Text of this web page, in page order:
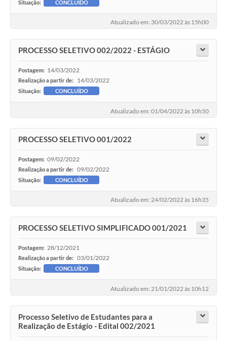
Situação: CONCLUÍDO
Atualizado em: 30/03/2022 às 15h00
PROCESSO SELETIVO 002/2022 - ESTÁGIO
Postagem: 14/03/2022
Realização a partir de: 14/03/2022
Situação: CONCLUÍDO
Atualizado em: 01/04/2022 às 10h50
PROCESSO SELETIVO 001/2022
Postagem: 09/02/2022
Realização a partir de: 09/02/2022
Situação: CONCLUÍDO
Atualizado em: 24/02/2022 às 16h35
PROCESSO SELETIVO SIMPLIFICADO 001/2021
Postagem: 28/12/2021
Realização a partir de: 03/01/2022
Situação: CONCLUÍDO
Atualizado em: 21/01/2022 às 10h12
Processo Seletivo de Estudantes para a
Realização de Estágio - Edital 002/2021